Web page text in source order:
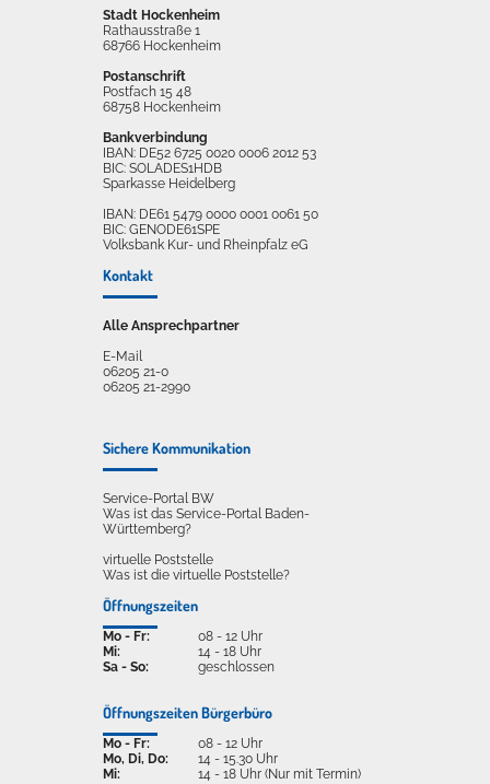
Stadt Hockenheim
Rathausstraße 1
68766 Hockenheim
Postanschrift
Postfach 15 48
68758 Hockenheim
Bankverbindung
IBAN: DE52 6725 0020 0006 2012 53
BIC: SOLADES1HDB
Sparkasse Heidelberg
IBAN: DE61 5479 0000 0001 0061 50
BIC: GENODE61SPE
Volksbank Kur- und Rheinpfalz eG
Kontakt
Alle Ansprechpartner
E-Mail
06205 21-0
06205 21-2990
Sichere Kommunikation
Service-Portal BW
Was ist das Service-Portal Baden-
Württemberg?
virtuelle Poststelle
Was ist die virtuelle Poststelle?
Öffnungszeiten
Mo - Fr:
Mi:
Sa - So:
08 - 12 Uhr
14 - 18 Uhr
geschlossen
Öffnungszeiten Bürgerbüro
Mo - Fr:
Mo, Di, Do:
Mi:
08 - 12 Uhr
14 - 15.30 Uhr
14 - 18 Uhr (Nur mit Termin)